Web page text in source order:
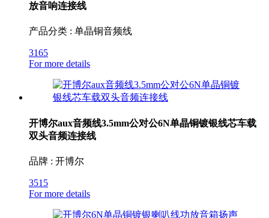
放音响连接线
产品分类 : 单晶铜音频线
3165
For more details
开博尔aux音频线3.5mm公对公6N单晶铜镀银线芯车载
双头音频连接线
品牌 : 开博尔
3515
For more details